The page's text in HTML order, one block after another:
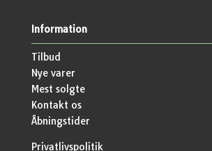
Information
Tilbud
Nye varer
Mest solgte
Kontakt os
Åbningstider
Privatlivspolitik